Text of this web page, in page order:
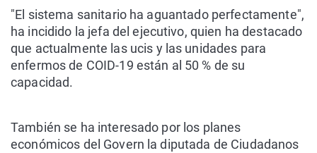
"El sistema sanitario ha aguantado perfectamente",
ha incidido la jefa del ejecutivo, quien ha destacado
que actualmente las ucis y las unidades para
enfermos de COID-19 están al 50 % de su
capacidad.
También se ha interesado por los planes
económicos del Govern la diputada de Ciudadanos